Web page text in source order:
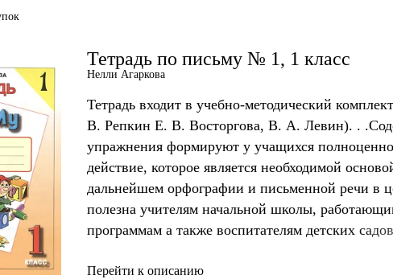
Тетрадь по письму № 1, 1 класс
Нелли Агаркова
Тетрадь входит в учебно-методический
В. Репкин Е. В. Восторгова, В. А. Левин). .
упражнения формируют у учащихся
действие, которое является необходимой
дальнейшем орфографии и письменной речи в
полезна учителям начальной школы,
программам а также воспитателям детских
Перейти к описанию